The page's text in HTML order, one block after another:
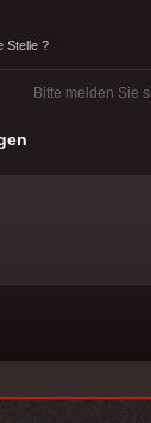
Stelle ?
Bitte melden Sie